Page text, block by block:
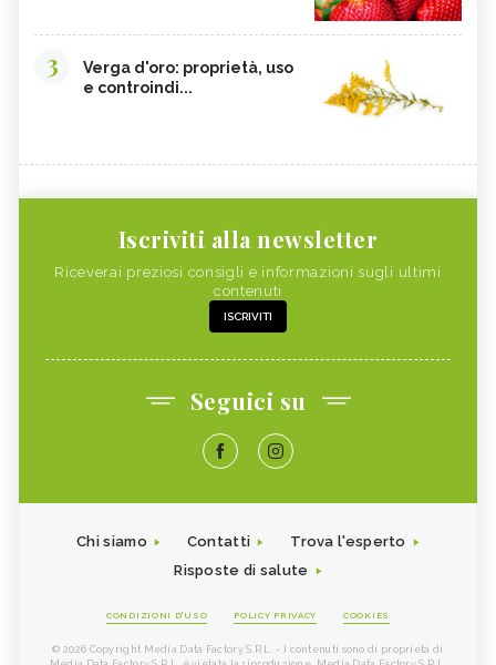
3
Verga d'oro: proprietà, uso
e controindi...
Iscriviti alla newsletter
Riceverai preziosi consigli e informazioni sugli ultimi
contenuti
ISCRIVITI
Seguici su
Chi siamo Contatti
Trova l'esperto
Risposte di salute
CONDIZIONI D'USO POLICY PRIVACY COOKIES
© 2026 Copyright Media Data Factory S.R.L. - I contenuti sono di proprietà di